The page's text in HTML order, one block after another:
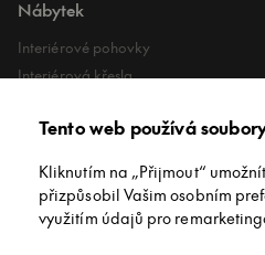
Nábytek
Interiérové pohovky
Interiérová křesla
Lehátka
Exteriérové pufy
Tento web používá
Kliknutím na „Přijmout“
přizpůsobil Vašim osobním
využitím údajů pro